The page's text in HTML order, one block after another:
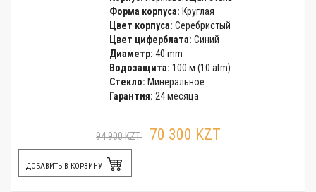
Форма корпуса: Круглая
Цвет корпуса: Серебристый
Цвет циферблата: Синий
Диаметр: 40 mm
Водозащита: 100 м (10 atm)
Стекло: Минеральное
Гарантия: 24 месяца
94 900 KZT 70 300 KZT
ДОБАВИТЬ В КОРЗИНУ